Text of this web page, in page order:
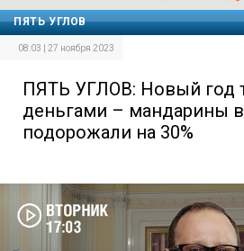
ПЯТЬ УГЛОВ
08:03 | 27 ноября 2023
ПЯТЬ УГЛОВ: Новый год
деньгами – мандарины в
подорожали на 30%